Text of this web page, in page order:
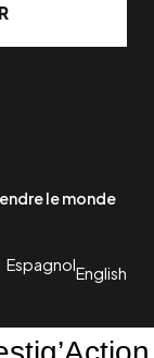
le monde
EspagnolEnglish